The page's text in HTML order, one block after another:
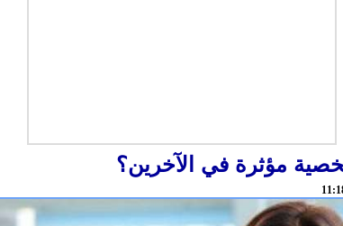
مؤثرة في الآخرين؟